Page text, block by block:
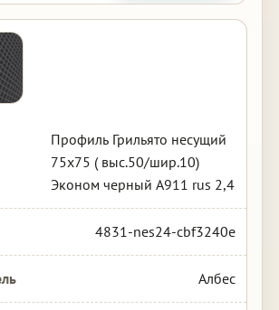
Профиль Грильято несущий
75х75 ( выс.50/шир.10)
Эконом черный А911 rus 2,4
4831-nes24-cbf3240e
Албес